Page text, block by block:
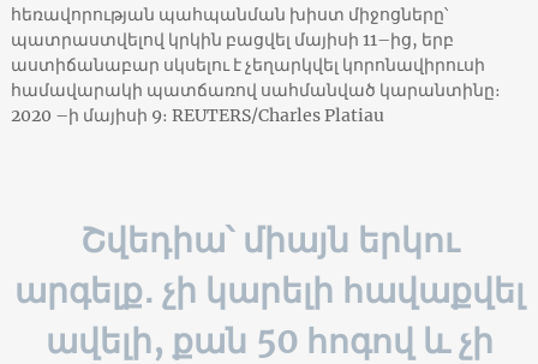
հեռավորության պահպանման խիստ միջոցները՝
պատրաստվելով կրկին բացվել մայիսի 11–ից, երբ
աստիճանաբար սկսելու է չեղարկվել կորոնավիրուսի
համավարակի պատճառով սահմանված կարանտինը։
2020 –ի մայիսի 9։ REUTERS/Charles Platiau
Շվեդիա՝ միայն երկու
արգելք․ չի կարելի հավաքվել
ավելի, քան 50 հոգով և չի